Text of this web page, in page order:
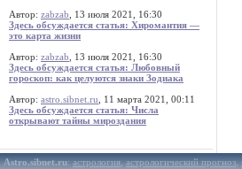
Автор: zabzab , 13 июля 2021, 16:30
Здесь обсуждается статья: Хиромантия —
это карта жизни
Автор: zabzab , 13 июля 2021, 16:30
Здесь обсуждается статья: Любовный
гороскоп: как целуются знаки Зодиака
Автор: astro.sibnet.ru , 11 марта 2021, 00:11
Здесь обсуждается статья: Числа
открывают тайны мироздания
Astro.sibnet.ru:астрология,астрологический прогноз,